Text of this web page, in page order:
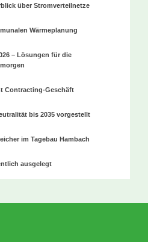
über Stromverteilnetze
Wärmeplanung
– Lösungen für die
Contracting-Geschäft
bis 2035 vorgestellt
im Tagebau Hambach
ausgelegt